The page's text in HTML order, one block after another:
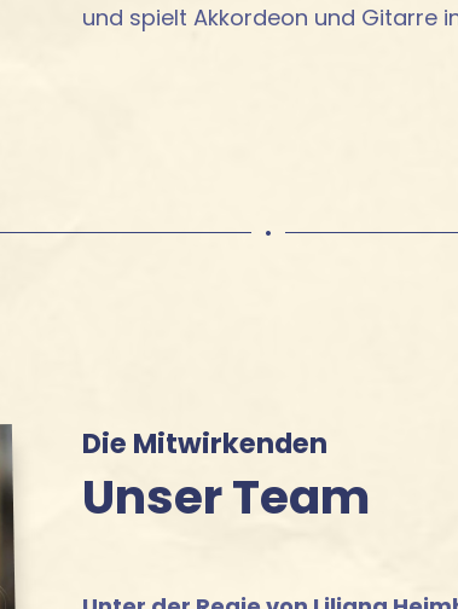
und spielt Akkordeon und Gitarre
•
Die Mitwirkenden
Unser Team